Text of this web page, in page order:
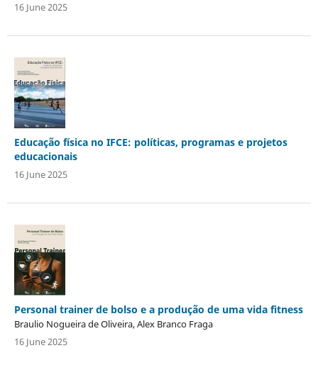
16 June 2025
Educação física no IFCE: políticas, programas e projetos
educacionais
16 June 2025
Personal trainer de bolso e a produção de uma vida fitness
Braulio Nogueira de Oliveira, Alex Branco Fraga
16 June 2025